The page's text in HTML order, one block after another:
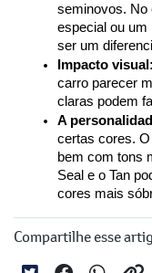
seminovos. No
especial ou um
ser um
Impacto visual:
carro parecer
claras podem
A
certas cores.
bem com tons
Seal e o Tan
cores mais
Compartilhe esse